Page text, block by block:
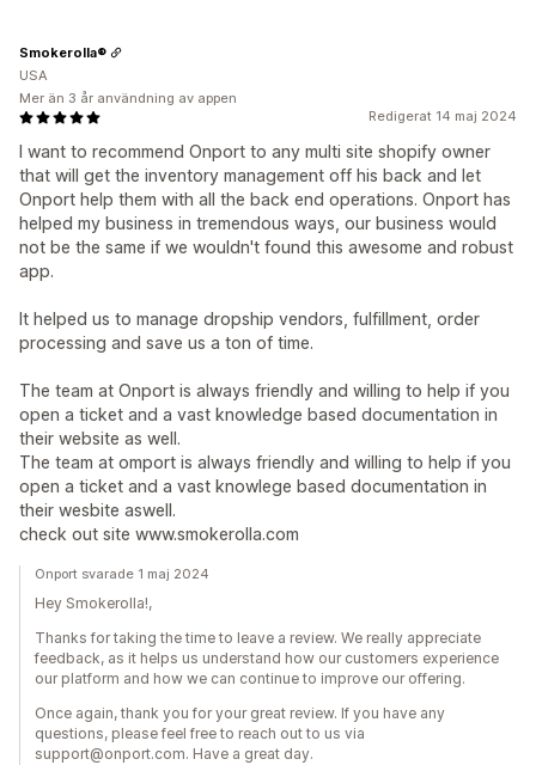
Redigerat 14 maj 2024
I want to recommend Onport to any multi site shopify owner
that will get the inventory management off his back and let
Onport help them with all the back end operations. Onport has
helped my business in tremendous ways, our business would
not be the same if we wouldn't found this awesome and robust
app.
It helped us to manage dropship vendors, fulfillment, order
processing and save us a ton of time.
The team at Onport is always friendly and willing to help if you
open a ticket and a vast knowledge based documentation in
their website as well.
The team at omport is always friendly and willing to help if you
open a ticket and a vast knowlege based documentation in
their wesbite aswell.
check out site www.smokerolla.com
Smokerolla®
USA
Mer än 3 år användning av appen
Onport svarade 1 maj 2024
Hey Smokerolla!,
Thanks for taking the time to leave a review. We really appreciate
feedback, as it helps us understand how our customers experience
our platform and how we can continue to improve our offering.
Once again, thank you for your great review. If you have any
questions, please feel free to reach out to us via
support@onport.com. Have a great day.